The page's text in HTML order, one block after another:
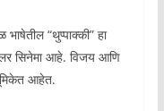
“थुप्पाक्की” हा
सिनेमा आहे. विजय आणि
आहेत.